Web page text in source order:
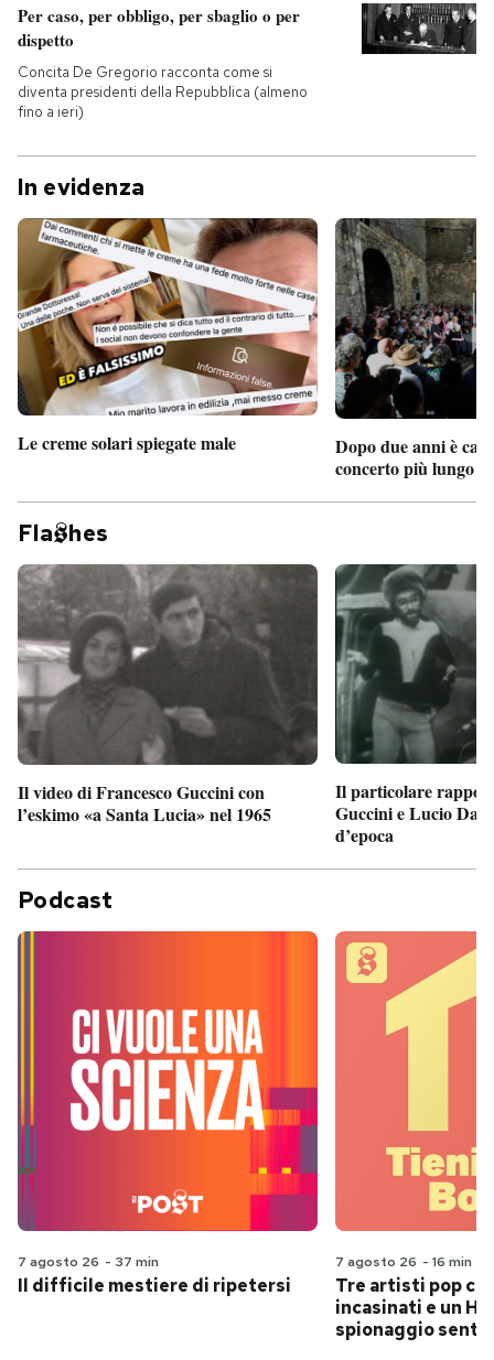
Per caso, per obbligo, per sbaglio o per
dispetto
Concita De Gregorio racconta come si
diventa presidenti della Repubblica (almeno
fino a ieri)
In evidenza
Le creme solari spiegate male
Dopo due anni è
concerto più lungo
Fla hes
Il video di Francesco Guccini con
l’eskimo «a Santa Lucia» nel 1965
Il particolare
Guccini e Lucio
d’epoca
Podcast
7 agosto 26 - 37 min
Il difficile mestiere di ripetersi
7 agosto 26 - 16 min
Tre artisti pop
incasinati e un
spionaggio